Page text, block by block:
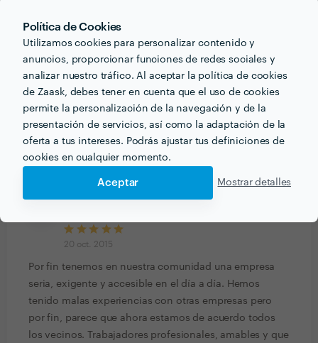
Política de Cookies
Utilizamos cookies para personalizar contenido y
anuncios, proporcionar funciones de redes sociales y
analizar nuestro tráfico. Al aceptar la política de cookies
de Zaask, debes tener en cuenta que el uso de cookies
permite la personalización de la navegación y de la
presentación de servicios, así como la adaptación de la
oferta a tus intereses. Podrás ajustar tus definiciones de
cookies en cualquier momento.
Aceptar Mostrar detalles
Carlos Galvez
Servicio de limpieza
20 oct. 2015
Ya nos habían hablado mucho y bien de ellos pero
ahora podemos comprobar que era totalmente cierto.
Desde que comenzamos a trabajar con ellos nos han
demostrado su profesionalidad y calidad en los
trabajos realizados. Sin duda, los recomendaré
Raquel
20 oct. 2015
Por fin tenemos en nuestra comunidad una empresa
seria, exigente y accesible en el día a día. Hemos
tenido malas experiencias con otras empresas pero
por fin, parece que ahora estamos de acuerdo todos
los vecinos. Trabajadores profesionales, amables y que